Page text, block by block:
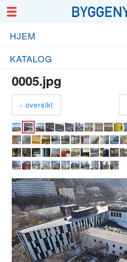
HJEM
KATALOG
0005.jpg
‹ oversikt